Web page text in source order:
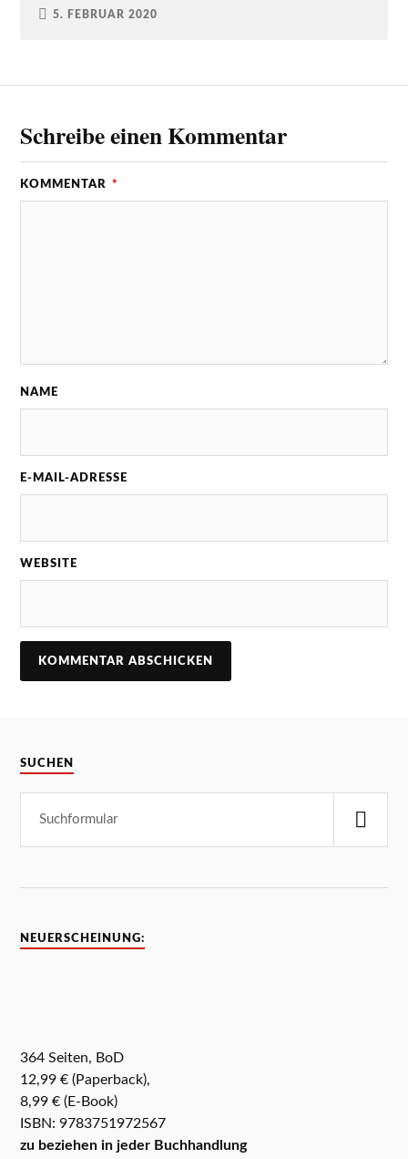
5. FEBRUAR 2020
Schreibe einen Kommentar
KOMMENTAR *
NAME
E-MAIL-ADRESSE
WEBSITE
SUCHEN
NEUERSCHEINUNG:
364 Seiten, BoD
12,99 € (Paperback),
8,99 € (E-Book)
ISBN: 9783751972567
zu beziehen in jeder Buchhandlung